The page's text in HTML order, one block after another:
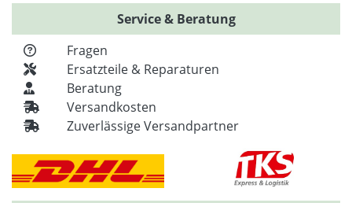
Service & Beratung
Fragen
Ersatzteile & Reparaturen
Beratung
Versandkosten
Zuverlässige Versandpartner